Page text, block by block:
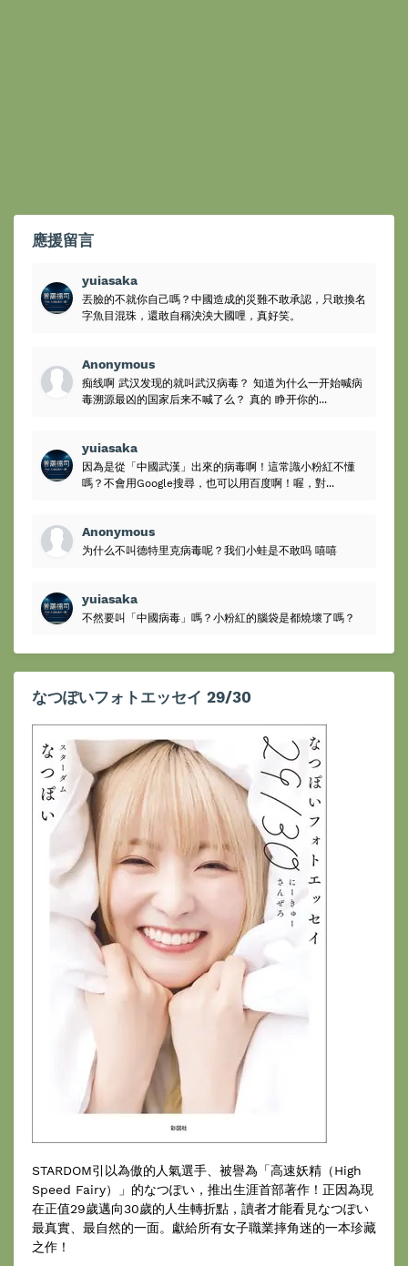
應援留言
yuiasaka
丟臉的不就你自己嗎？中國造成的災難不敢承認，只敢換名
字魚目混珠，還敢自稱泱泱大國哩，真好笑。
Anonymous
痴线啊 武汉发现的就叫武汉病毒？ 知道为什么一开始喊病
毒溯源最凶的国家后来不喊了么？ 真的 睁开你的...
yuiasaka
因為是從「中國武漢」出來的病毒啊！這常識小粉紅不懂
嗎？不會用Google搜尋，也可以用百度啊！喔，對...
Anonymous
为什么不叫德特里克病毒呢？我们小蛙是不敢吗 嘻嘻
yuiasaka
不然要叫「中國病毒」嗎？小粉紅的腦袋是都燒壞了嗎？
なつぽいフォトエッセイ 29/30
STARDOM引以為傲的人氣選手、被譽為「高速妖精（High
Speed Fairy）」的なつぽい，推出生涯首部著作！正因為現
在正值29歲邁向30歲的人生轉折點，讀者才能看見なつぽい
最真實、最自然的一面。獻給所有女子職業摔角迷的一本珍藏
之作！